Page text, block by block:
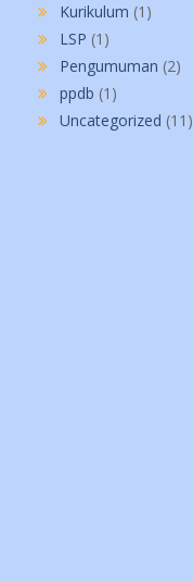
Kurikulum (1)
LSP (1)
Pengumuman (2)
ppdb (1)
Uncategorized (11)